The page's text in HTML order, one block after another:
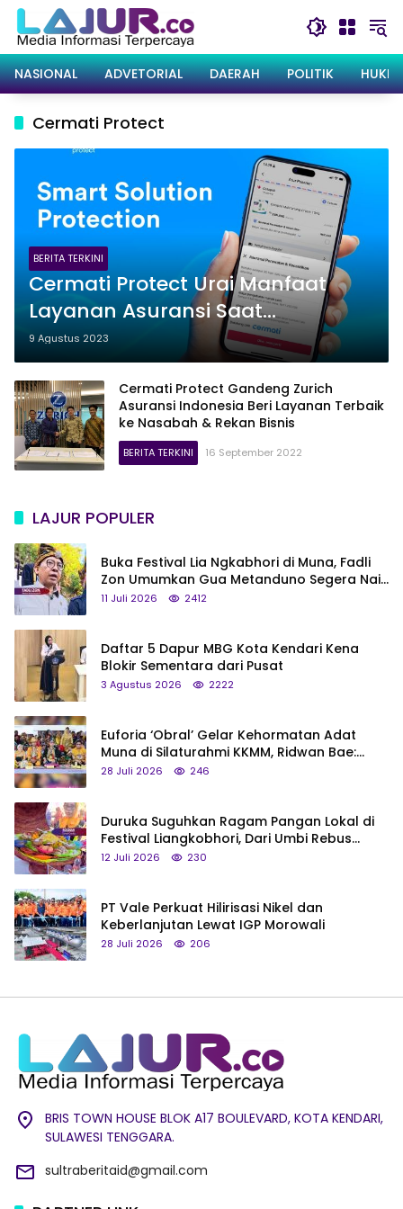
Langsung
konten
NASIONAL
ADVETORIAL DAERAH POLITIK
Cermati Protect
BERITA TERKINI
Cermati Protect Urai Manfaat
Layanan Asuransi Saat
Berbelanja di E-Commerce
9 Agustus 2023
Cermati Protect Gandeng Zurich
Asuransi Indonesia Beri Layanan Terbaik
ke Nasabah & Rekan Bisnis
BERITA TERKINI 16 September 2022
LAJUR POPULER
Buka Festival Lia Ngkabhori di Muna, Fadli
Zon Umumkan Gua Metanduno Segera Naik
Status Jadi Cagar Budaya Nasional
11 Juli 2026 2412
Daftar 5 Dapur MBG Kota Kendari Kena
Blokir Sementara dari Pusat
3 Agustus 2026 2222
Euforia ‘Obral’ Gelar Kehormatan Adat
Muna di Silaturahmi KKMM, Ridwan Bae:
Saya Bukan Tipe Begitu, Belum Pantas!
28 Juli 2026 246
Duruka Suguhkan Ragam Pangan Lokal di
Festival Liangkobhori, Dari Umbi Rebus
hingga Tumpeng Beras Muna
12 Juli 2026 230
PT Vale Perkuat Hilirisasi Nikel dan
Keberlanjutan Lewat IGP Morowali
28 Juli 2026 206
BRIS TOWN HOUSE BLOK A17 BOULEVARD, KOTA KENDARI,
SULAWESI TENGGARA.
sultraberitaid@gmail.com